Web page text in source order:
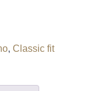
, Classic fit